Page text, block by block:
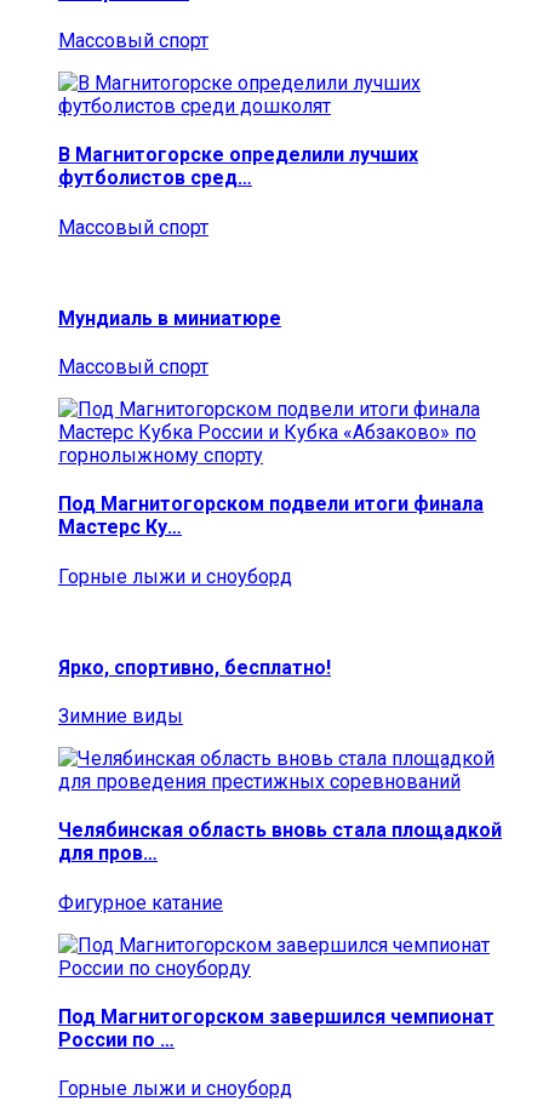
Массовый спорт
В Магнитогорске определили лучших
футболистов сред…
Массовый спорт
Мундиаль в миниатюре
Массовый спорт
Под Магнитогорском подвели итоги финала
Мастерс Ку…
Горные лыжи и сноуборд
Ярко, спортивно, бесплатно!
Зимние виды
Челябинская область вновь стала площадкой
для пров…
Фигурное катание
Под Магнитогорском завершился чемпионат
России по …
Горные лыжи и сноуборд